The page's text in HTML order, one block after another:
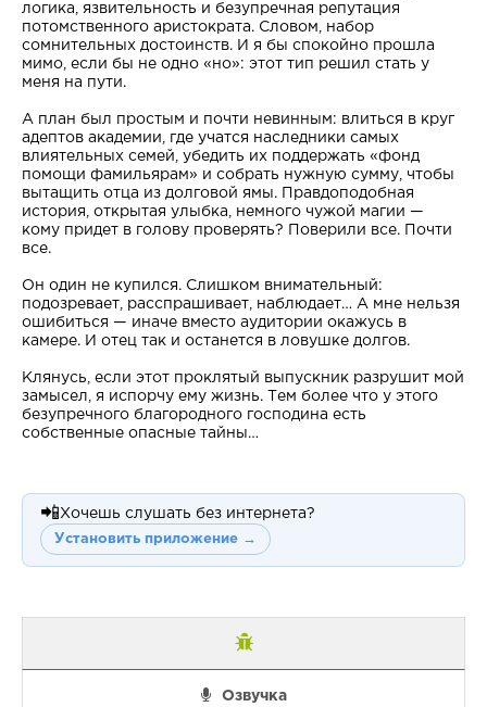
логика, язвительность и безупречная репутация
потомственного аристократа. Словом, набор
сомнительных достоинств. И я бы спокойно прошла
мимо, если бы не одно «но»: этот тип решил стать у
меня на пути.
А план был простым и почти невинным: влиться в круг
адептов академии, где учатся наследники самых
влиятельных семей, убедить их поддержать «фонд
помощи фамильярам» и собрать нужную сумму, чтобы
вытащить отца из долговой ямы. Правдоподобная
история, открытая улыбка, немного чужой магии —
кому придет в голову проверять? Поверили все. Почти
все.
Он один не купился. Слишком внимательный:
подозревает, расспрашивает, наблюдает… А мне нельзя
ошибиться — иначе вместо аудитории окажусь в
камере. И отец так и останется в ловушке долгов.
Клянусь, если этот проклятый выпускник разрушит мой
замысел, я испорчу ему жизнь. Тем более что у этого
безупречного благородного господина есть
собственные опасные тайны…
📲 Хочешь слушать без интернета?
Установить приложение →
Озвучка